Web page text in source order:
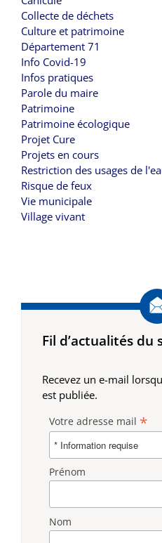
Collecte de déchets
Culture et patrimoine
Département 71
Info Covid-19
Infos pratiques
Parole du maire
Patrimoine
Patrimoine écologique
Projet Cure
Projets en cours
Restriction des usages de
Risque de feux
Vie municipale
Village vivant
Fil d’actualités du
Recevez un e-mail
est publiée.
Votre adresse mail *
Prénom
Nom